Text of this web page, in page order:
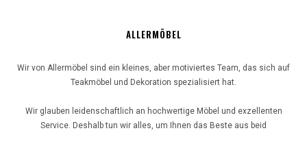
ALLERMÖBEL
Wir von Allermöbel sind ein kleines, aber motiviertes Team, das sich auf
Teakmöbel und Dekoration spezialisiert hat.
Wir glauben leidenschaftlich an hochwertige Möbel und exzellenten
Service. Deshalb tun wir alles, um Ihnen das Beste aus beid